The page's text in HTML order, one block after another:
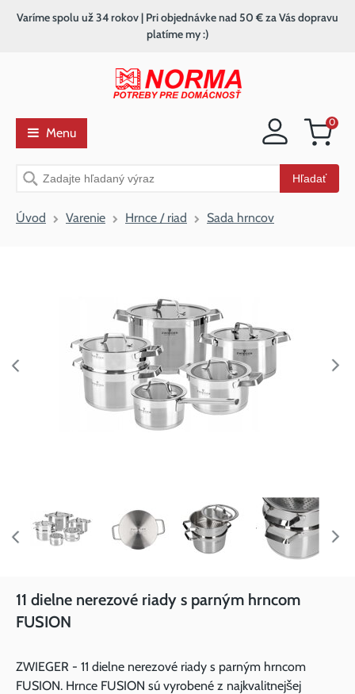
Nákupný
0
Vyhľadávanie Hľadať
Varíme spolu už 34 rokov | Pri objednávke nad 50 € za Vás dopravu
platíme my :)
Menu
Úvod Varenie Hrnce / riad Sada hrncov
11 dielne nerezové riady s parným hrncom
FUSION
ZWIEGER - 11 dielne nerezové riady s parným hrncom
FUSION. Hrnce FUSION sú vyrobené z najkvalitnejšej